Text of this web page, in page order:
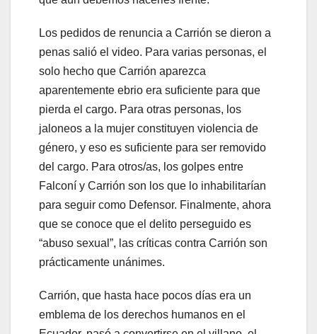
Los pedidos de renuncia a Carrión se dieron a
penas salió el video. Para varias personas, el
solo hecho que Carrión aparezca
aparentemente ebrio era suficiente para que
pierda el cargo. Para otras personas, los
jaloneos a la mujer constituyen violencia de
género, y eso es suficiente para ser removido
del cargo. Para otros/as, los golpes entre
Falconí y Carrión son los que lo inhabilitarían
para seguir como Defensor. Finalmente, ahora
que se conoce que el delito perseguido es
“abuso sexual”, las críticas contra Carrión son
prácticamente unánimes.
Carrión, que hasta hace pocos días era un
emblema de los derechos humanos en el